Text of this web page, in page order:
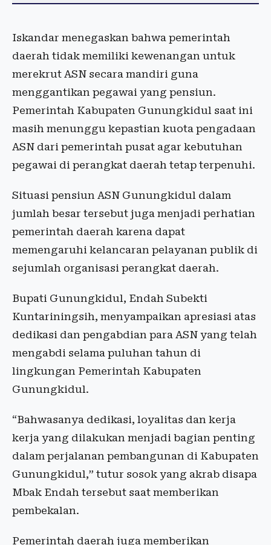
Iskandar menegaskan bahwa pemerintah
daerah tidak memiliki kewenangan untuk
merekrut ASN secara mandiri guna
menggantikan pegawai yang pensiun.
Pemerintah Kabupaten Gunungkidul saat ini
masih menunggu kepastian kuota pengadaan
ASN dari pemerintah pusat agar kebutuhan
pegawai di perangkat daerah tetap terpenuhi.
Situasi pensiun ASN Gunungkidul dalam
jumlah besar tersebut juga menjadi perhatian
pemerintah daerah karena dapat
memengaruhi kelancaran pelayanan publik di
sejumlah organisasi perangkat daerah.
Bupati Gunungkidul, Endah Subekti
Kuntariningsih, menyampaikan apresiasi atas
dedikasi dan pengabdian para ASN yang telah
mengabdi selama puluhan tahun di
lingkungan Pemerintah Kabupaten
Gunungkidul.
“Bahwasanya dedikasi, loyalitas dan kerja
kerja yang dilakukan menjadi bagian penting
dalam perjalanan pembangunan di Kabupaten
Gunungkidul,” tutur sosok yang akrab disapa
Mbak Endah tersebut saat memberikan
pembekalan.
Pemerintah daerah juga memberikan